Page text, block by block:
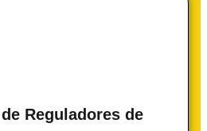
Reguladores de